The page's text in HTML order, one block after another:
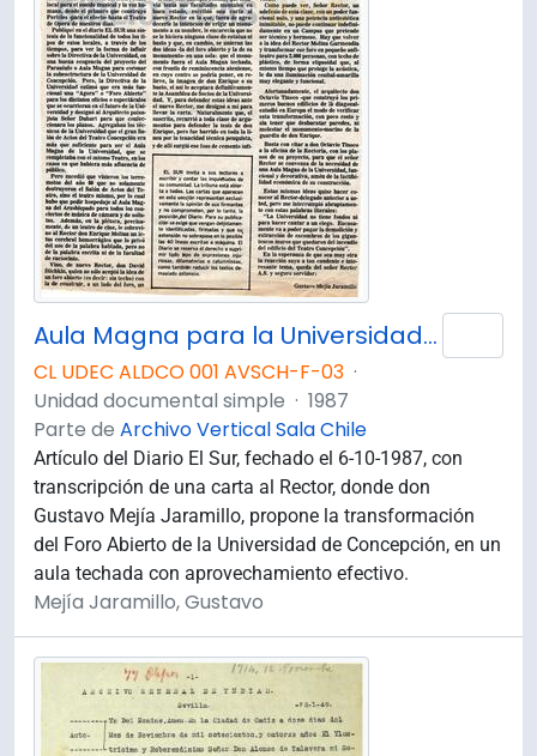
Aula Magna para la Universidad / Gustavo Mejía Jaramillo.
CL UDEC ALDCO 001 AVSCH-F-03 ·
Unidad documental simple · 1987
Parte de Archivo Vertical Sala Chile
Artículo del Diario El Sur, fechado el 6-10-1987, con
transcripción de una carta al Rector, donde don
Gustavo Mejía Jaramillo, propone la transformación
del Foro Abierto de la Universidad de Concepción, en un
aula techada con aprovechamiento efectivo.
Mejía Jaramillo, Gustavo